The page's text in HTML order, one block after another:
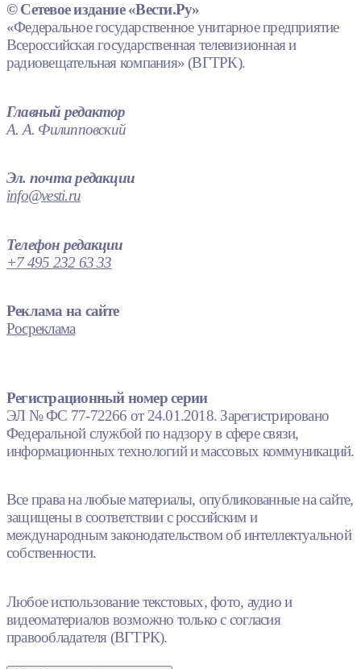
© Сетевое издание «Вести.Ру»
«Федеральное государственное унитарное предприятие
Всероссийская государственная телевизионная и
радиовещательная компания» (ВГТРК).
Главный редактор
А. А. Филипповский
Эл. почта редакции
info@vesti.ru
Телефон редакции
+7 495 232 63 33
Реклама на сайте
Росреклама
Регистрационный номер серии
ЭЛ № ФС 77-72266 от 24.01.2018. Зарегистрировано
Федеральной службой по надзору в сфере связи,
информационных технологий и массовых коммуникаций.
Все права на любые материалы, опубликованные на сайте,
защищены в соответствии с российским и
международным законодательством об интеллектуальной
собственности.
Любое использование текстовых, фото, аудио и
видеоматериалов возможно только с согласия
правообладателя (ВГТРК).